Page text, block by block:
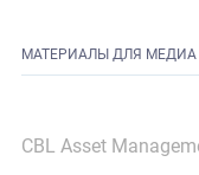
MАТЕРИАЛЫ ДЛЯ МЕДИА
CBL Asset